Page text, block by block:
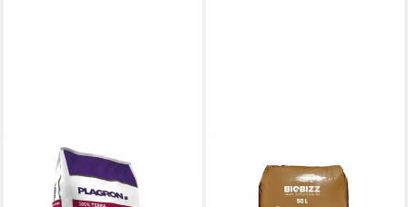
PLAGRON
Pflanzerde Plagron Growmix
mit Perlite Sack, mit
Pflanzerde BioBizz Coco Mix
Sack, mit Organisches